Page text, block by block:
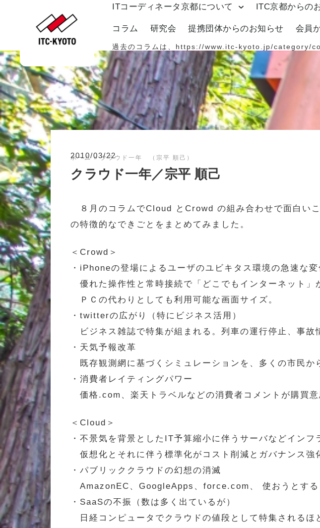
ITコーディネータ京都について ITC京都からの
コラム 研究会 提携団体からのお知らせ 会員
過去のコラムは、 https://www.itc-kyoto.jp/category/
ホーム»クラウド一年 （宗平 順己）
2010/03/22
クラウド一年／宗平 順己
８月のコラムでCloud とCrowd の組み合わせで面白い
の特徴的なできごとをまとめてみました。
＜Crowd＞
・iPhoneの登場によるユーザのユビキタス環境の急速な変
優れた操作性と常時接続で「どこでもインターネット」
ＰＣの代わりとしても利用可能な画面サイズ。
・twitterの広がり（特にビジネス活用）
ビジネス雑誌で特集が組まれる。列車の運行停止、事故
・天気予報改革
既存観測網に基づくシミュレーションを、多くの市民か
・消費者レイティングパワー
価格.com、楽天トラベルなどの消費者コメントが購買意
＜Cloud＞
・不景気を背景としたIT予算縮小に伴うサーバなどイン
仮想化とそれに伴う標準化がコスト削減とガバナンス強
・パブリッククラウドの幻想の消滅
AmazonEC、GoogleApps、force.com、 使おうとする
・SaaSの不振（数は多く出ているが）
日経コンピュータでクラウドの値段として特集されるほ